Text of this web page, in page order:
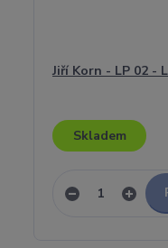
Jiří Korn - LP 02 -
Skladem